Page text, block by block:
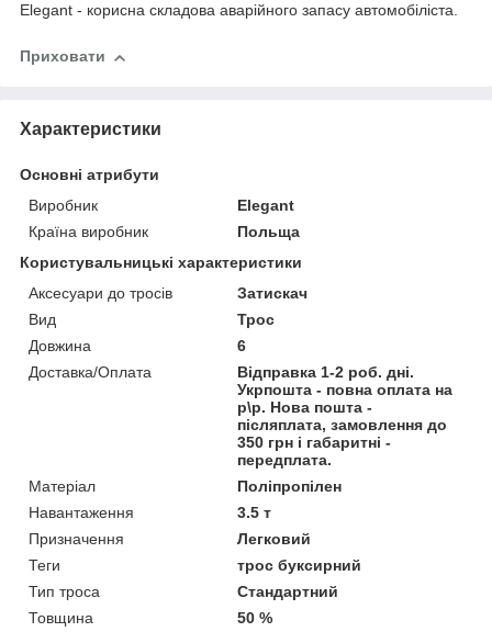
Elegant - корисна складова аварійного запасу автомобіліста.
Приховати
Характеристики
Основні атрибути
Виробник
Elegant
Країна виробник
Польща
Користувальницькі характеристики
Аксесуари до тросів
Затискач
Вид
Трос
Довжина
6
Доставка/Оплата
Відправка 1-2 роб. дні.
Укрпошта - повна оплата на
р\р. Нова пошта -
післяплата, замовлення до
350 грн і габаритні -
передплата.
Матеріал
Поліпропілен
Навантаження
3.5 т
Призначення
Легковий
Теги
трос буксирний
Тип троса
Стандартний
Товщина
50 %